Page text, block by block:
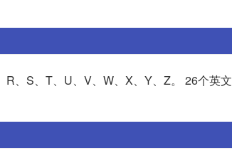
、S、T、U、V、W、X、Y、Z。 26个英文